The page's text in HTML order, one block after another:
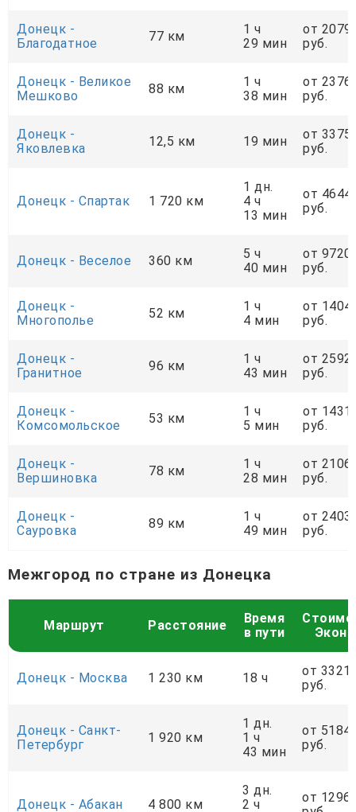
Донецк -
Благодатное
77 км
1 ч
29 мин
от 2079
руб.
Донецк - Великое
Мешково
88 км
1 ч
38 мин
от 2376
руб.
Донецк -
Яковлевка
12,5 км 19 мин
от 3375
руб.
Донецк - Спартак 1 720 км
1 дн.
4 ч
13 мин
от
руб.
Донецк - Веселое 360 км
5 ч
40 мин
от 9720
руб.
Донецк -
Многополье
52 км
1 ч
4 мин
от 1404
руб.
Донецк -
Гранитное
96 км
1 ч
43 мин
от 2592
руб.
Донецк -
Комсомольское
53 км
1 ч
5 мин
от 1431
руб.
Донецк -
Вершиновка
78 км
1 ч
28 мин
от 2106
руб.
Донецк -
Сауровка
89 км
1 ч
49 мин
от 2403
руб.
Межгород по стране из Донецка
Маршрут Расстояние
Время
в пути
Донецк - Москва 1 230 км 18 ч
от
руб.
Донецк - Санкт-
Петербург
1 920 км
1 дн.
1 ч
43 мин
от
руб.
Донецк - Абакан 4 800 км
3 дн.
2 ч
от